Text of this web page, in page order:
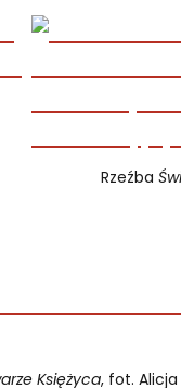
Rzeźba
Księżyca, fot. Alicja